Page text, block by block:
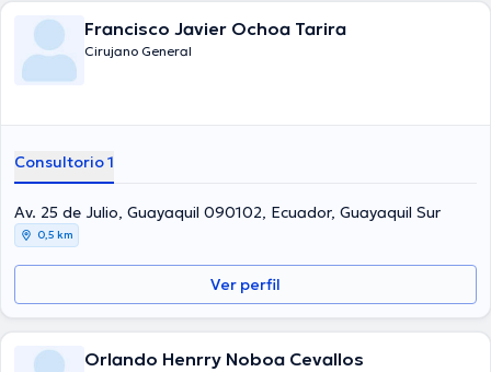
Francisco Javier Ochoa Tarira
Cirujano General
Consultorio 1
Av. 25 de Julio, Guayaquil 090102, Ecuador, Guayaquil Sur
0,5 km
Ver perfil
Orlando Henrry Noboa Cevallos